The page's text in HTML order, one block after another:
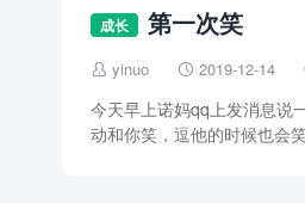
成长 第一次笑
 yinuo  2019-12-14
今天早上诺妈qq上发消息说
动和你笑，逗他的时候也会